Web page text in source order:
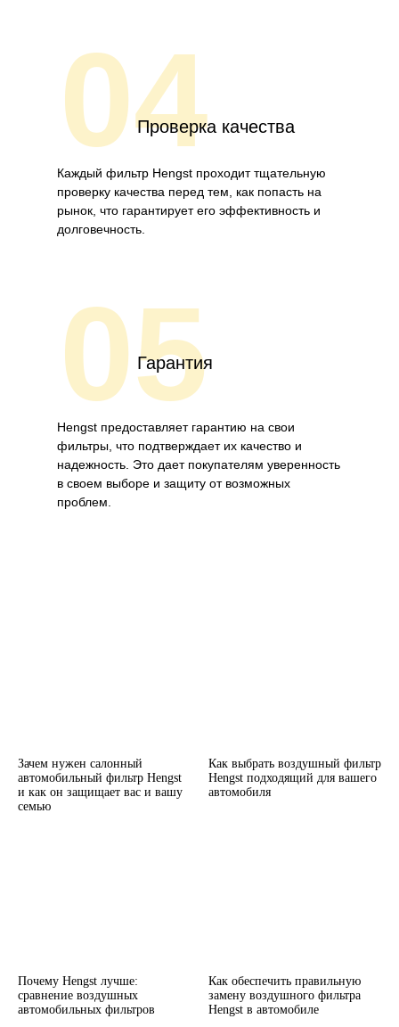
04Проверка качества
Каждый фильтр Hengst проходит тщательную
проверку качества перед тем, как попасть на
рынок, что гарантирует его эффективность и
долговечность.
05
Гарантия
Hengst предоставляет гарантию на свои
фильтры, что подтверждает их качество и
надежность. Это дает покупателям уверенность
в своем выборе и защиту от возможных
проблем.
Зачем нужен салонный
автомобильный фильтр Hengst
и как он защищает вас и вашу
семью
Как выбрать воздушный фильтр
Hengst подходящий для вашего
автомобиля
Почему Hengst лучше:
сравнение воздушных
автомобильных фильтров
Как обеспечить правильную
замену воздушного фильтра
Hengst в автомобиле